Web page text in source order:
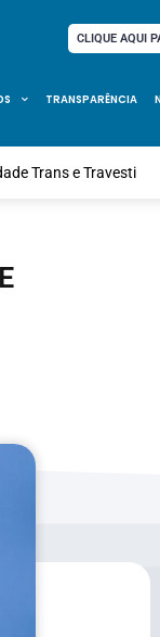
CLIQUE AQUI
TRANSPARÊNCIA
Trans e Travesti